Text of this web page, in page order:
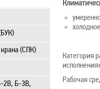
(СПК)
2В, Б-3В,
Категория
Рабочая